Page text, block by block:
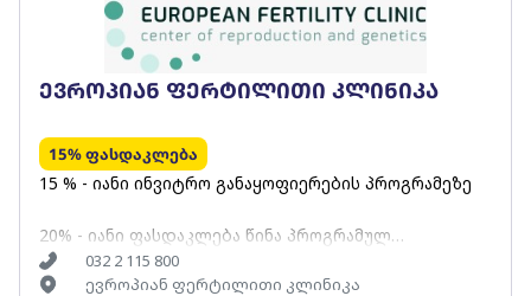
ევროპიან ფერტილითი კლინიკა
15% ფასდაკლება
15 % - იანი ინვიტრო განაყოფიერების პროგრამეზე
20% - იანი ფასდაკლება წინა პროგრამულ
კვლევებზე.
032 2 115 800
ევროპიან ფერტილითი კლინიკა